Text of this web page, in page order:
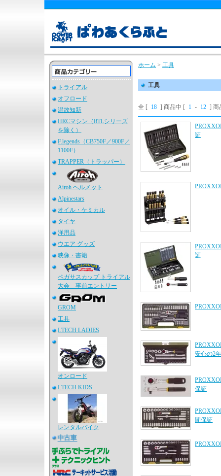
トライアル
オフロード
温故知新
HRCマシン（RTLシリーズ
を除く）
F.legends（CB750F／900F／
1100F）
TRAPPER（トラッパー）
Airoh ヘルメット
Alpinestars
オイル・ケミカル
タイヤ
洋用品
ウエア グッズ
映像・書籍
ペガサスカップ トライアル
大会 事前エントリー
GROM
工具
I.TECH LADIES
オンロード
I.TECH KIDS
レンタルバイク
ホーム > 工具
工具
全 [ 18 ] 商品中 [ 1 - 12 ] 商
証
証
安心の2
保証
間保証